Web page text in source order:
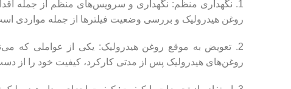
1. نگهداری منظم: نگهداری و سرویس‌های منظم از جمله
روغن هیدرولیک و بررسی وضعیت فیلترها از جمله مواردی
2. تعویض به موقع روغن هیدرولیک: یکی از عواملی که می‌تواند به طول عمر مدار هیدرولیک کمک کند،
روغن‌های هیدرولیک پس از مدتی کارکرد، کیفیت خود را از